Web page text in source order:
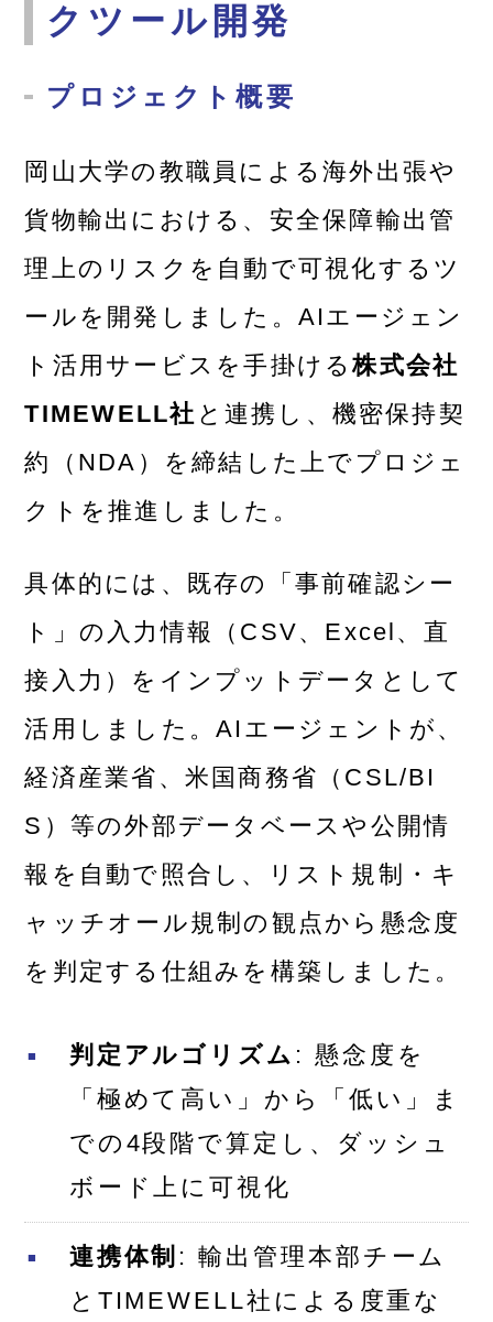
クツール開発
プロジェクト概要
岡山大学の教職員による海外出張や
貨物輸出における、安全保障輸出管
理上のリスクを自動で可視化するツ
ールを開発しました。AIエージェン
ト活用サービスを手掛ける株式会社
TIMEWELL社 と連携し、機密保持契
約（NDA）を締結した上でプロジェ
クトを推進しました。
具体的には、既存の「事前確認シー
ト」の入力情報（CSV、Excel、直
接入力）をインプットデータとして
活用しました。AIエージェントが、
経済産業省、米国商務省（CSL/BI
S）等の外部データベースや公開情
報を自動で照合し、リスト規制・キ
ャッチオール規制の観点から懸念度
を判定する仕組みを構築しました。
判定アルゴリズム : 懸念度を
「極めて高い」から「低い」ま
での4段階で算定し、ダッシュ
ボード上に可視化
連携体制 : 輸出管理本部チーム
とTIMEWELL社による度重な